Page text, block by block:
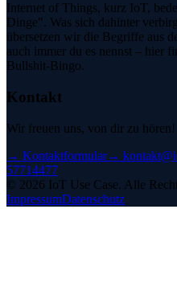
Internet of Things, kurz IoT,
Dinge". Was sich dahinter
übersetzen wir die Begriffe aus
auch immer du es nennst – hier
Bullshit-Bingo.
Kontakt
Wir freuen uns, von dir zu hören!
→ Kontaktformular→
57714477
© 2026 IoT Use Case. Alle
ImpressumDatenschutz